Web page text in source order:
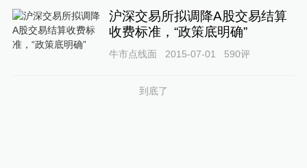
沪深交易所拟调降A股交易结算
收费标准，“政策底明确”
牛市点线面 2015-07-01 590评
到底了